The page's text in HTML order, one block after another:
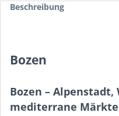
Beschreibung
Bozen
Bozen –
mediterrane Märkte